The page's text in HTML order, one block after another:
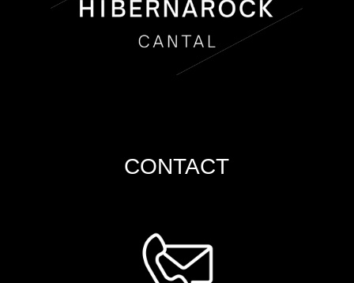
CONTACT